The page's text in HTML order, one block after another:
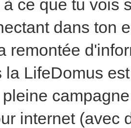
ce que tu vois
dans ton
remontée
la LifeDomus
internet (avec